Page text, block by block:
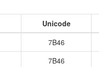
Unicode
7B46
7B46